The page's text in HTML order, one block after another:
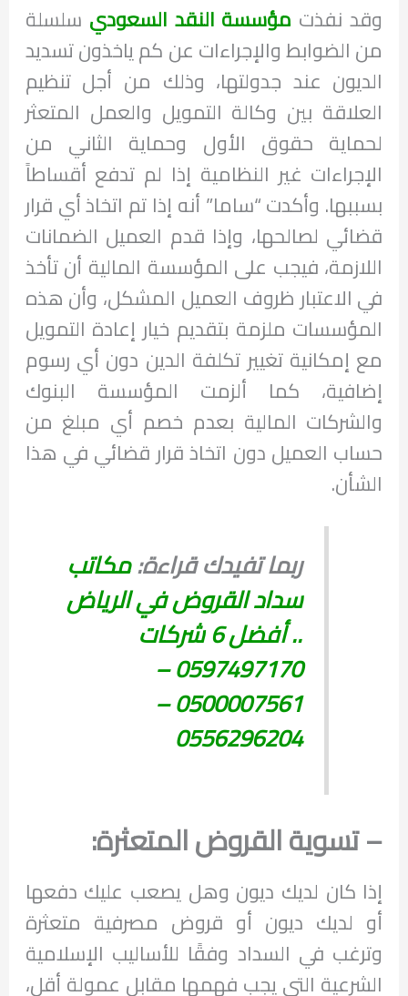
وقد نفذت مؤسسة النقد السعودي سلسلة
من الضوابط والإجراءات عن كم ياخذون تسديد
الديون عند جدولتها، وذلك من أجل تنظيم
العلاقة بين وكالة التمويل والعمل المتعثر
لحماية حقوق الأول وحماية الثاني من
الإجراءات غير النظامية إذا لم تدفع أقساطاً
بسببها. وأكدت “ساما” أنه إذا تم اتخاذ أي قرار
قضائي لصالحها، وإذا قدم العميل الضمانات
اللازمة، فيجب على المؤسسة المالية أن تأخذ
في الاعتبار ظروف العميل المشكل، وأن هذه
المؤسسات ملزمة بتقديم خيار إعادة التمويل
مع إمكانية تغيير تكلفة الدين دون أي رسوم
إضافية، كما ألزمت المؤسسة البنوك
والشركات المالية بعدم خصم أي مبلغ من
حساب العميل دون اتخاذ قرار قضائي في هذا
الشأن.
ربما تفيدك قراءة:مكاتب
سداد القروض في الرياض
.. أفضل 6 شركات
0597497170 –
0500007561 –
0556296204
– تسوية القروض المتعثرة:
إذا كان لديك ديون وهل يصعب عليك دفعها
أو لديك ديون أو قروض مصرفية متعثرة
وترغب في السداد وفقًا للأساليب الإسلامية
الشرعية التي يجب فهمها مقابل عمولة أقل،